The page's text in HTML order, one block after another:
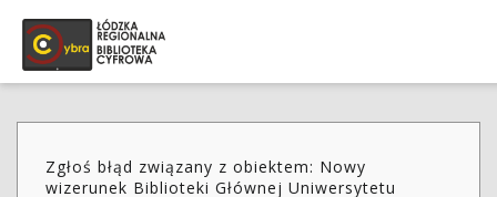
Zgłoś błąd związany z obiektem: Nowy
wizerunek Biblioteki Głównej Uniwersytetu